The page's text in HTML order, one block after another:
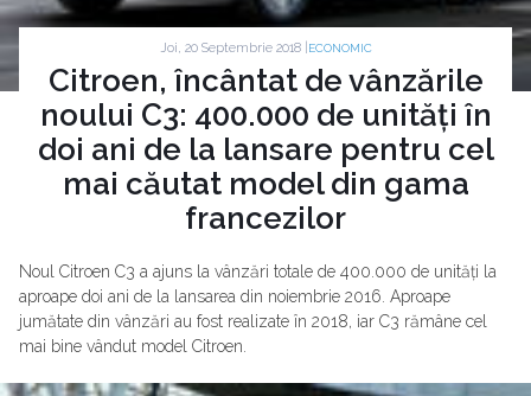
Joi, 20 Septembrie 2018 | ECONOMIC
Citroen, încântat de vânzările
noului C3: 400.000 de unități în
doi ani de la lansare pentru cel
mai căutat model din gama
francezilor
Noul Citroen C3 a ajuns la vânzări totale de 400.000 de unități la
aproape doi ani de la lansarea din noiembrie 2016. Aproape
jumătate din vânzări au fost realizate în 2018, iar C3 rămâne cel
mai bine vândut model Citroen.